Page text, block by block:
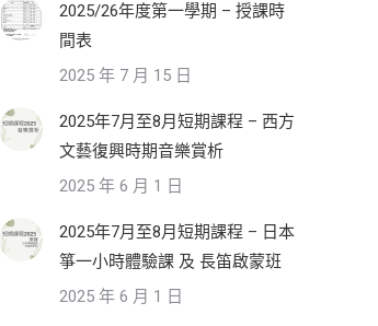
2025/26年度第一學期 – 授課時
間表
2025 年 7 月 15 日
2025年7月至8月短期課程 – 西方
文藝復興時期音樂賞析
2025 年 6 月 1 日
2025年7月至8月短期課程 – 日本
箏一小時體驗課 及 長笛啟蒙班
2025 年 6 月 1 日